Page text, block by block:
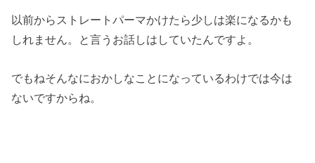
以前からストレートパーマかけたら少しは楽になるかも
しれません。と言うお話しはしていたんですよ。
でもねそんなにおかしなことになっているわけでは今は
ないですからね。